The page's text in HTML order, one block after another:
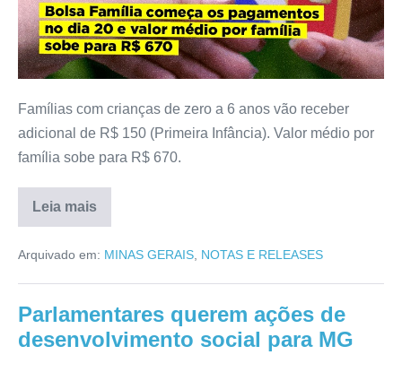
Famílias com crianças de zero a 6 anos vão receber
adicional de R$ 150 (Primeira Infância). Valor médio por
família sobe para R$ 670.
Leia mais
Arquivado em: MINAS GERAIS, NOTAS E RELEASES
Parlamentares querem ações de
desenvolvimento social para MG